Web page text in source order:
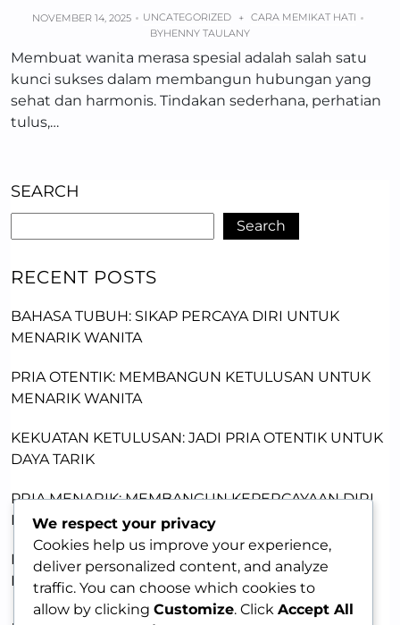
NOVEMBER 14, 2025 UNCATEGORIZED + CARA MEMIKAT HATI
BYHENNY TAULANY
Membuat wanita merasa spesial adalah salah satu
kunci sukses dalam membangun hubungan yang
sehat dan harmonis. Tindakan sederhana, perhatian
tulus,…
SEARCH
Search
RECENT POSTS
BAHASA TUBUH: SIKAP PERCAYA DIRI UNTUK
MENARIK WANITA
PRIA OTENTIK: MEMBANGUN KETULUSAN UNTUK
MENARIK WANITA
KEKUATAN KETULUSAN: JADI PRIA OTENTIK UNTUK
DAYA TARIK
PRIA MENARIK: MEMBANGUN KEPERCAYAAN DIRI
DENGAN KETULUSAN
MEMBANGUN DAYA TARIK LEWAT KERENTANAN:
KUNCI MEMIKAT WANITA
We respect your privacy
Cookies help us improve your experience,
deliver personalized content, and analyze
traffic. You can choose which cookies to
allow by clicking Customize. Click Accept All